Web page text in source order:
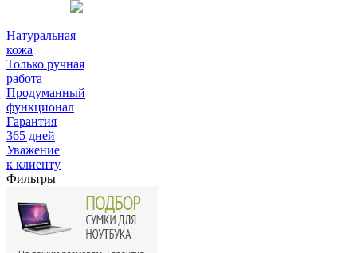
Натуральная
кожа
Только ручная
работа
Продуманный
функционал
Гарантия
365 дней
Уважение
к клиенту
Фильтры